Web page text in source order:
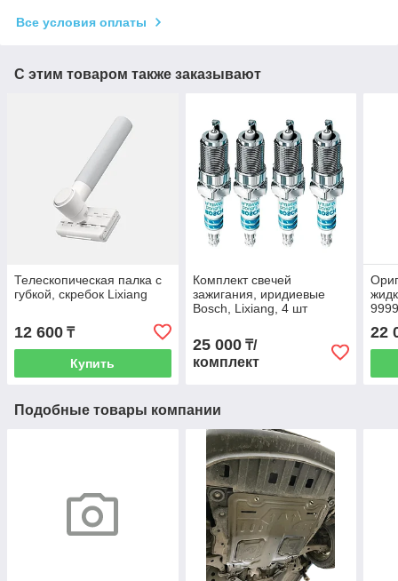
Все условия оплаты
С этим товаром также заказывают
Телескопическая палка с
губкой, скребок Lixiang
12 600 ₸
Купить
Комплект свечей
зажигания, иридиевые
Bosch, Lixiang, 4 шт
25 000₸/
комплект
22
Подобные товары компании